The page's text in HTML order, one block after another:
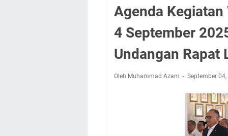
Embun Pagi
Tetap Berjalan
Salat Lima Waktu
Menenangkan, Ini
Nobar Final Piala
Kamuning
Uniku Jadi Tuan
Sudahkah Kita
Info Sembako di
Agenda Kegiatan
Agenda
4 September
Undangan Rapat
Oleh Muhammad Azam September